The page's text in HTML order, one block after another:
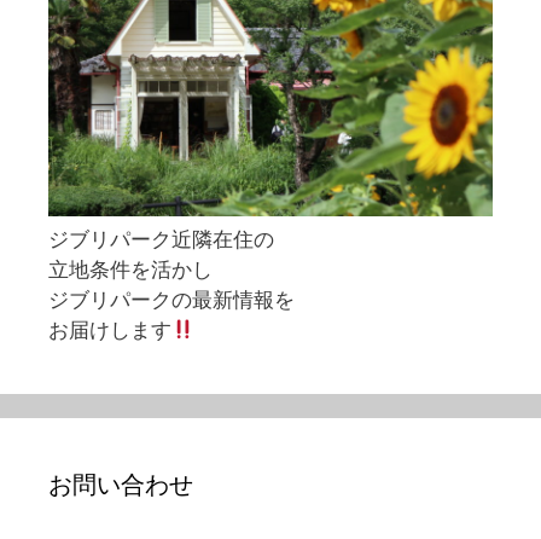
ジブリパーク近隣在住の
立地条件を活かし
ジブリパークの最新情報を
お届けします
お問い合わせ